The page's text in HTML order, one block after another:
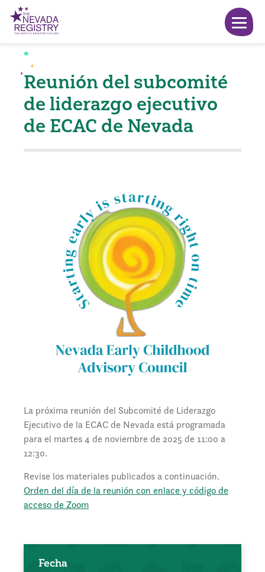
Reunión del subcomité
de liderazgo ejecutivo
de ECAC de Nevada
La próxima reunión del Subcomité de Liderazgo
Ejecutivo de la ECAC de Nevada está programada
para el martes 4 de noviembre de 2025 de 11:00 a
12:30.
Revise los materiales publicados a continuación.
Orden del día de la reunión con enlace y código de
acceso de Zoom
Fecha